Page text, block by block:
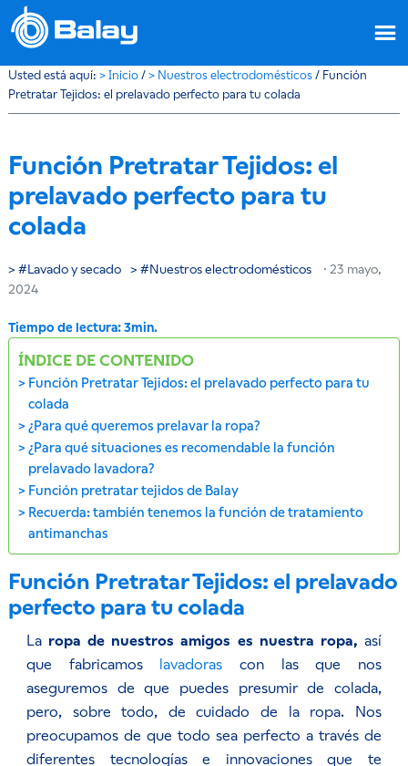
Usted está aquí: > Inicio / > Nuestros electrodomésticos /Función
Pretratar Tejidos: el prelavado perfecto para tu colada
Función Pretratar Tejidos: el
prelavado perfecto para tu
colada
Lavado y secado Nuestros electrodomésticos · 23 mayo,
2024
ÍNDICE DE CONTENIDO
Función Pretratar Tejidos: el prelavado perfecto para tu
colada
¿Para qué queremos prelavar la ropa?
¿Para qué situaciones es recomendable la función
prelavado lavadora?
Función pretratar tejidos de Balay
Recuerda: también tenemos la función de tratamiento
antimanchas
Función Pretratar Tejidos: el prelavado
perfecto para tu colada
La ropa de nuestros amigos es nuestra ropa, así
que fabricamos lavadoras con las que nos
aseguremos de que puedes presumir de colada,
pero, sobre todo, de cuidado de la ropa. Nos
preocupamos de que todo sea perfecto a través de
diferentes tecnologías e innovaciones que te